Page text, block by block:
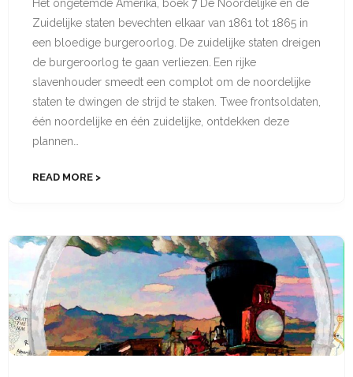
Het ongetemde Amerika, boek 7 De Noordelijke en de
Zuidelijke staten bevechten elkaar van 1861 tot 1865 in
een bloedige burgeroorlog. De zuidelijke staten dreigen
de burger­oorlog te gaan verliezen. Een rijke
slavenhouder smeedt een complot om de noordelijke
staten te dwingen de strijd te staken. Twee frontsoldaten,
één noordelijke en één zuidelijke, ontdekken deze
plannen…
READ MORE